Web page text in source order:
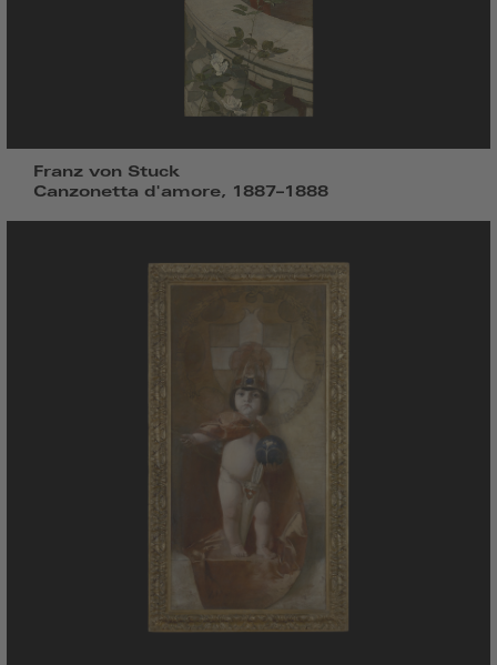
Franz von Stuck
Canzonetta d'amore, 1887–1888